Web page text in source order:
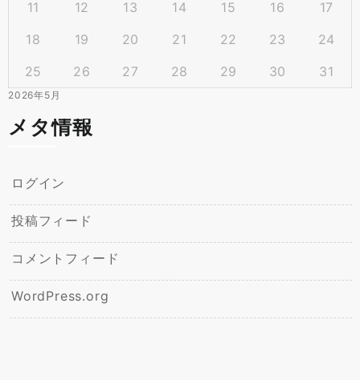
2026年5月
11
12 13 14 15 16
17
18
19 20 21 22 23
24
25
26 27 28 29 30 31
メタ情報
ログイン
投稿フィード
コメントフィード
WordPress.org